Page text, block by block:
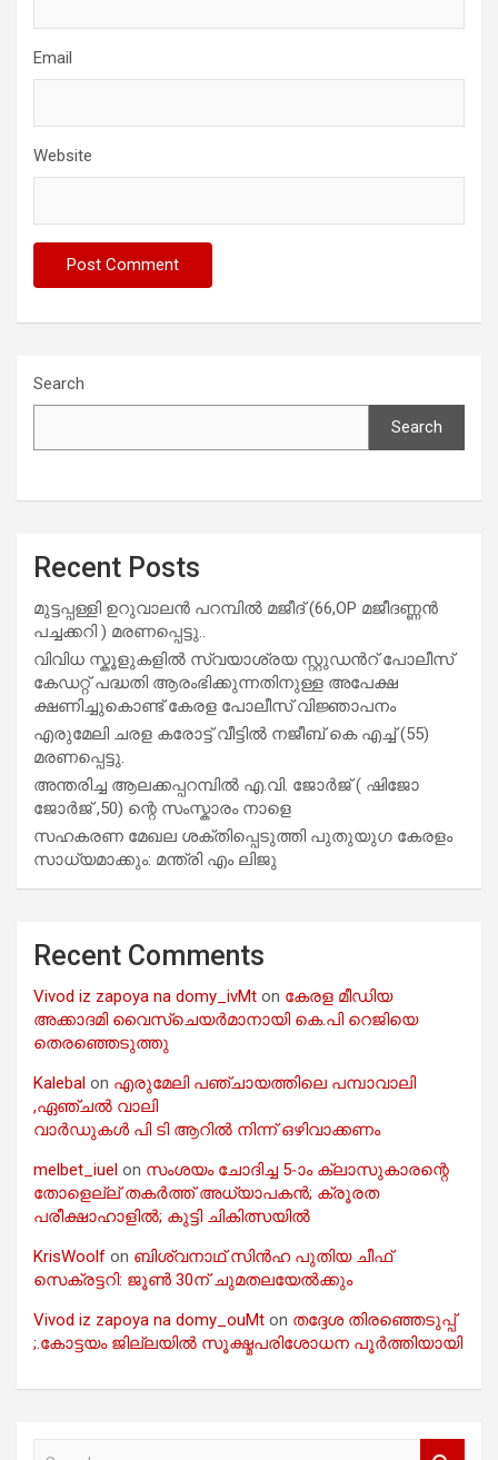
Email
Website
Search
Search
Recent Posts
മുട്ടപ്പള്ളി ഉറുവാലൻ പറമ്പിൽ മജീദ് (66,OP മജീദണ്ണൻ
പച്ചക്കറി ) മരണപ്പെട്ടു..
വിവിധ സ്കൂളുകളില്‍ സ്വയാശ്രയ സ്റ്റുഡന്‍റ് പോലീസ്
കേഡറ്റ് പദ്ധതി ആരംഭിക്കുന്നതിനുള്ള അപേക്ഷ
ക്ഷണിച്ചുകൊണ്ട് കേരള പോലീസ് വിജ്ഞാപനം
എരുമേലി ചരള കരോട്ട് വീട്ടിൽ നജീബ് കെ എച്ച് (55)
മരണപ്പെട്ടു.
അന്തരിച്ച ആ​ല​ക്ക​പ്പ​റമ്പിൽ​ എ.​വി. ജോ​ർ​ജ് ( ഷിജോ
ജോർജ് ,50) ന്റെ സംസ്കാരം നാളെ
സഹകരണ മേഖല ശക്തിപ്പെടുത്തി പുതുയുഗ കേരളം
സാധ്യമാക്കും: മന്ത്രി എം ലിജു
Recent Comments
Vivod iz zapoya na domy_ivMt on കേരള മീഡിയ
അക്കാദമി വൈസ്ചെയർമാനായി കെ.പി റെജിയെ
തെരഞ്ഞെടുത്തു
Kalebal on എരുമേലി പഞ്ചായത്തിലെ പമ്പാവാലി
,ഏഞ്ചൽ വാലി
വാർഡുകൾ പി ടി ആറിൽ നിന്ന് ഒഴിവാക്കണം
melbet_iuel on സംശയം ചോദിച്ച 5-ാം ക്ലാസുകാരന്റെ
തോളെല്ല് തകർത്ത് അധ്യാപകൻ; ക്രൂരത
പരീക്ഷാഹാളിൽ; കുട്ടി ചികിത്സയിൽ
KrisWoolf on ബിശ്വനാഥ് സിൻഹ പുതിയ ചീഫ്
സെക്രട്ടറി: ജൂൺ 30ന് ചുമതലയേൽക്കും
Vivod iz zapoya na domy_ouMt on തദ്ദേശ തിരഞ്ഞെടുപ്പ്
;.കോട്ടയം ജില്ലയിൽ സൂക്ഷ്മപരിശോധന പൂർത്തിയായി